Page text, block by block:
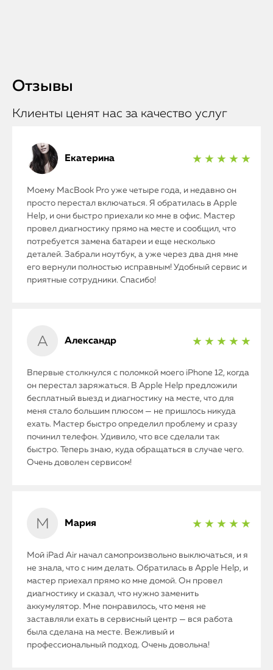
Отзывы
Клиенты ценят нас за качество услуг
Екатерина ★ ★ ★ ★ ★
Моему MacBook Pro уже четыре года, и недавно он
просто перестал включаться. Я обратилась в Apple
Help, и они быстро приехали ко мне в офис. Мастер
провел диагностику прямо на месте и сообщил, что
потребуется замена батареи и еще несколько
деталей. Забрали ноутбук, а уже через два дня мне
его вернули полностью исправным! Удобный сервис и
приятные сотрудники. Спасибо!
Александр ★ ★ ★ ★ ★
Впервые столкнулся с поломкой моего iPhone 12, когда
он перестал заряжаться. В Apple Help предложили
бесплатный выезд и диагностику на месте, что для
меня стало большим плюсом — не пришлось никуда
ехать. Мастер быстро определил проблему и сразу
починил телефон. Удивило, что все сделали так
быстро. Теперь знаю, куда обращаться в случае чего.
Очень доволен сервисом!
Мария ★ ★ ★ ★ ★
Мой iPad Air начал самопроизвольно выключаться, и я
не знала, что с ним делать. Обратилась в Apple Help, и
мастер приехал прямо ко мне домой. Он провел
диагностику и сказал, что нужно заменить
аккумулятор. Мне понравилось, что меня не
заставляли ехать в сервисный центр — вся работа
была сделана на месте. Вежливый и
профессиональный подход. Очень довольна!